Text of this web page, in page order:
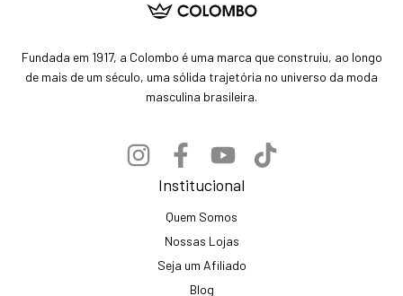
Fundada em 1917, a Colombo é uma marca que construiu, ao longo
de mais de um século, uma sólida trajetória no universo da moda
masculina brasileira.
Institucional
Quem Somos
Nossas Lojas
Seja um Afiliado
Blog